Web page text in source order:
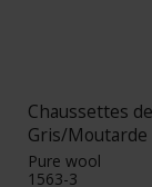
Chaussettes
Gris/Moutarde
Pure wool
1563-3